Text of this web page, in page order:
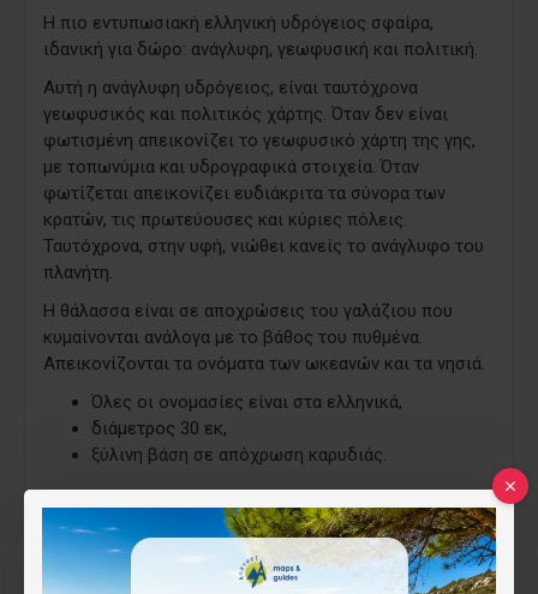
Η πιο εντυπωσιακή ελληνική υδρόγειος σφαίρα,
ιδανική για δώρο: ανάγλυφη, γεωφυσική και πολιτική.
Αυτή η ανάγλυφη υδρόγειος, είναι ταυτόχρονα
γεωφυσικός και πολιτικός χάρτης. Όταν δεν είναι
φωτισμένη απεικονίζει το γεωφυσικό χάρτη της γης,
με τοπωνύμια και υδρογραφικά στοιχεία. Όταν
φωτίζεται απεικονίζει ευδιάκριτα τα σύνορα των
κρατών, τις πρωτεύουσες και κύριες πόλεις.
Ταυτόχρονα, στην υφή, νιώθει κανείς το ανάγλυφο του
πλανήτη.
Η θάλασσα είναι σε αποχρώσεις του γαλάζιου που
κυμαίνονται ανάλογα με το βάθος του πυθμένα.
Απεικονίζονται τα ονόματα των ωκεανών και τα νησιά.
Όλες οι ονομασίες είναι στα ελληνικά,
διάμετρος 30 εκ,
ξύλινη βάση σε απόχρωση καρυδιάς.